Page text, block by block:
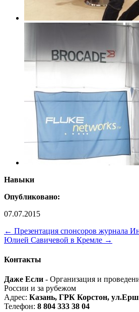
Навыки
Опубликовано:
07.07.2015
← Презентация спонсоров журнала
Юлией Савичевой в Кремле →
Контакты
Даже Если - Организация и
России и за рубежом
Адрес: Казань, ГРК Корстон,
Телефон: 8 804 333 38 04